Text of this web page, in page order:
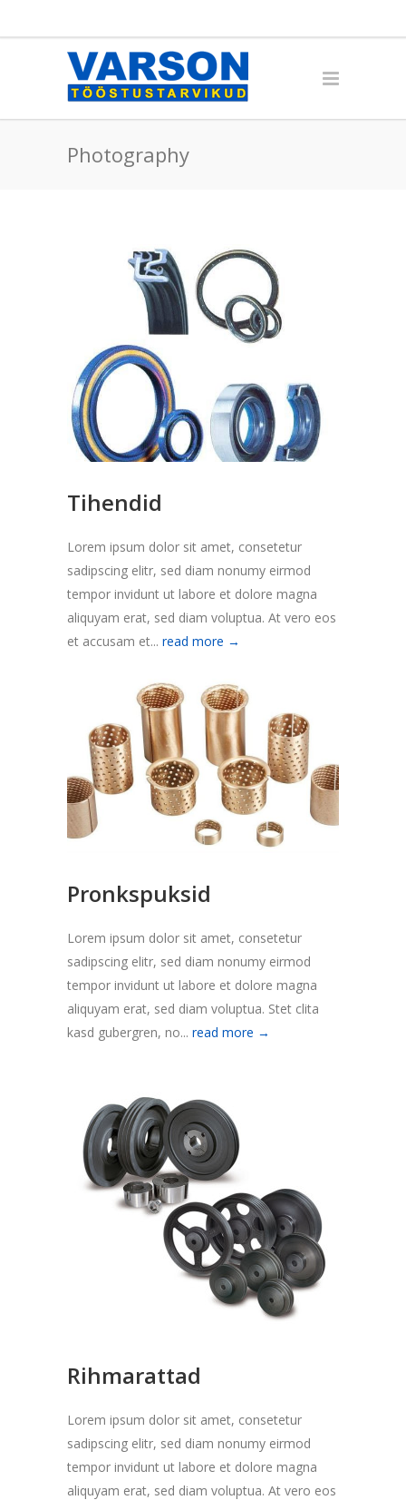
Photography
Tihendid
Lorem ipsum dolor sit amet, consetetur
sadipscing elitr, sed diam nonumy eirmod
tempor invidunt ut labore et dolore magna
aliquyam erat, sed diam voluptua. At vero eos
et accusam et... read more →
Pronkspuksid
Lorem ipsum dolor sit amet, consetetur
sadipscing elitr, sed diam nonumy eirmod
tempor invidunt ut labore et dolore magna
aliquyam erat, sed diam voluptua. Stet clita
kasd gubergren, no... read more →
Rihmarattad
Lorem ipsum dolor sit amet, consetetur
sadipscing elitr, sed diam nonumy eirmod
tempor invidunt ut labore et dolore magna
aliquyam erat, sed diam voluptua. At vero eos